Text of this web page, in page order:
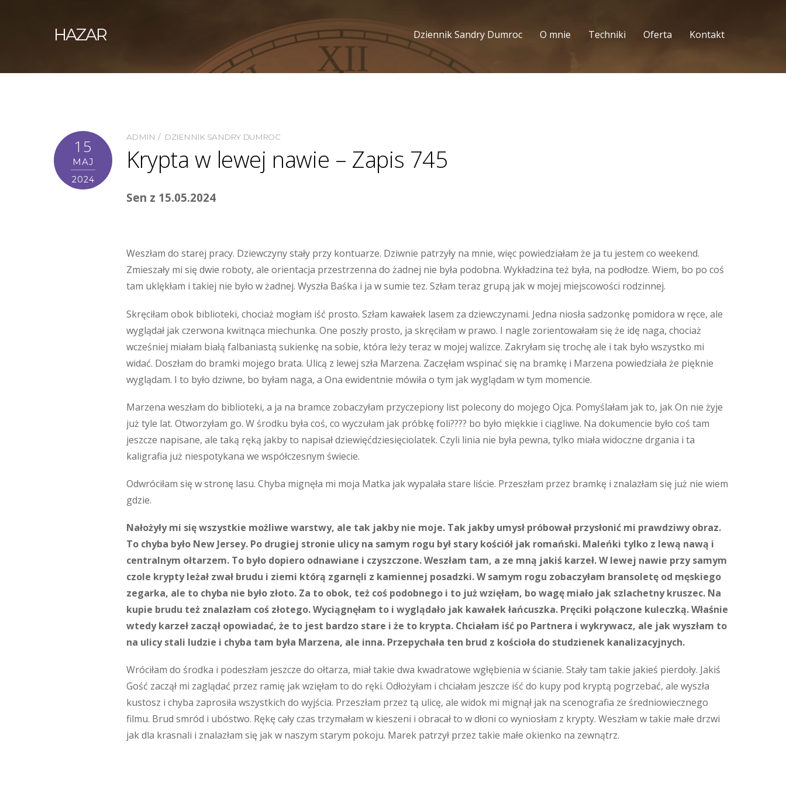
HAZAR Dziennik Sandry Dumroc O mnie Techniki Oferta Kontakt
15
MAJ
2024
ADMIN DZIENNIK SANDRY DUMROC
Krypta w lewej nawie – Zapis 745
Sen z 15.05.2024
Weszłam do starej pracy. Dziewczyny stały przy kontuarze. Dziwnie patrzyły na mnie, więc powiedziałam że ja tu jestem co weekend.
Zmieszały mi się dwie roboty, ale orientacja przestrzenna do żadnej nie była podobna. Wykładzina też była, na podłodze. Wiem, bo po coś
tam uklękłam i takiej nie było w żadnej. Wyszła Baśka i ja w sumie tez. Szłam teraz grupą jak w mojej miejscowości rodzinnej.
Skręciłam obok biblioteki, chociaż mogłam iść prosto. Szłam kawałek lasem za dziewczynami. Jedna niosła sadzonkę pomidora w ręce, ale
wyglądał jak czerwona kwitnąca miechunka. One poszły prosto, ja skręciłam w prawo. I nagle zorientowałam się że idę naga, chociaż
wcześniej miałam białą falbaniastą sukienkę na sobie, która leży teraz w mojej walizce. Zakryłam się trochę ale i tak było wszystko mi
widać. Doszłam do bramki mojego brata. Ulicą z lewej szła Marzena. Zaczęłam wspinać się na bramkę i Marzena powiedziała że pięknie
wyglądam. I to było dziwne, bo byłam naga, a Ona ewidentnie mówiła o tym jak wyglądam w tym momencie.
Marzena weszłam do biblioteki, a ja na bramce zobaczyłam przyczepiony list polecony do mojego Ojca. Pomyślałam jak to, jak On nie żyje
już tyle lat. Otworzyłam go. W środku była coś, co wyczułam jak próbkę foli???? bo było miękkie i ciągliwe. Na dokumencie było coś tam
jeszcze napisane, ale taką ręką jakby to napisał dziewięćdziesięciolatek. Czyli linia nie była pewna, tylko miała widoczne drgania i ta
kaligrafia już niespotykana we współczesnym świecie.
Odwróciłam się w stronę lasu. Chyba mignęła mi moja Matka jak wypalała stare liście. Przeszłam przez bramkę i znalazłam się już nie wiem
gdzie.
Nałożyły mi się wszystkie możliwe warstwy, ale tak jakby nie moje. Tak jakby umysł próbował przysłonić mi prawdziwy obraz.
To chyba było New Jersey. Po drugiej stronie ulicy na samym rogu był stary kościół jak romański. Maleńki tylko z lewą nawą i
centralnym ołtarzem. To było dopiero odnawiane i czyszczone. Weszłam tam, a ze mną jakiś karzeł. W lewej nawie przy samym
czole krypty leżał zwał brudu i ziemi którą zgarnęli z kamiennej posadzki. W samym rogu zobaczyłam bransoletę od męskiego
zegarka, ale to chyba nie było złoto. Za to obok, też coś podobnego i to już wzięłam, bo wagę miało jak szlachetny kruszec. Na
kupie brudu też znalazłam coś złotego. Wyciągnęłam to i wyglądało jak kawałek łańcuszka. Pręciki połączone kuleczką. Właśnie
wtedy karzeł zaczął opowiadać, że to jest bardzo stare i że to krypta. Chciałam iść po Partnera i wykrywacz, ale jak wyszłam to
na ulicy stali ludzie i chyba tam była Marzena, ale inna. Przepychała ten brud z kościoła do studzienek kanalizacyjnych.
Wróciłam do środka i podeszłam jeszcze do ołtarza, miał takie dwa kwadratowe wgłębienia w ścianie. Stały tam takie jakieś pierdoły. Jakiś
Gość zaczął mi zaglądać przez ramię jak wzięłam to do ręki. Odłożyłam i chciałam jeszcze iść do kupy pod kryptą pogrzebać, ale wyszła
kustosz i chyba zaprosiła wszystkich do wyjścia. Przeszłam przez tą ulicę, ale widok mi mignął jak na scenografia ze średniowiecznego
filmu. Brud smród i ubóstwo. Rękę cały czas trzymałam w kieszeni i obracał to w dłoni co wyniosłam z krypty. Weszłam w takie małe drzwi
jak dla krasnali i znalazłam się jak w naszym starym pokoju. Marek patrzył przez takie małe okienko na zewnątrz.